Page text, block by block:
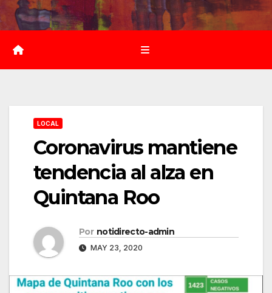
Saltar
al
contenido
LOCAL
Coronavirus mantiene
tendencia al alza en
Quintana Roo
Por notidirecto-admin
MAY 23, 2020